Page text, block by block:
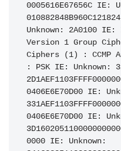
0005616E67656C IE:
Unknown: 2A0100 IE:
Version 1 Group
Ciphers (1) : CCMP
: PSK IE: Unknown:
0406E6E70D00 IE:
0406E6E70D00 IE:
0000 IE: Unknown: